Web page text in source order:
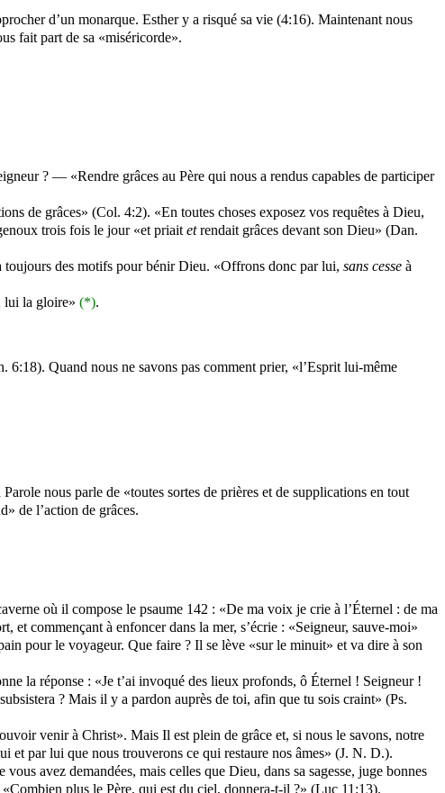
d’un monarque. Esther y a risqué sa vie (4:16). Maintenant nous
fait part de sa «miséricorde».
? — «Rendre grâces au Père qui nous a rendus capables de participer
de grâces» (Col. 4:2). «En toutes choses exposez vos requêtes à Dieu,
trois fois le jour «et priait etrendait grâces devant son Dieu» (Dan.
des motifs pour bénir Dieu. «Offrons donc par lui, sans cesseà
lui la gloire» (*).
. 6:18). Quand nous ne savons pas comment prier, «l’Esprit lui-même
nous parle de «toutes sortes de prières et de supplications en tout
de l’action de grâces.
où il compose le psaume 142 : «De ma voix je crie à l’Éternel : de ma
commençant à enfoncer dans la mer, s’écrie : «Seigneur, sauve-moi»
pour le voyageur. Que faire ? Il se lève «sur le minuit» et va dire à son
la réponse : «Je t’ai invoqué des lieux profonds, ô Éternel ! Seigneur !
? Mais il y a pardon auprès de toi, afin que tu sois craint» (Ps.
venir à Christ». Mais Il est plein de grâce et, si nous le savons, notre
et par lui que nous trouverons ce qui restaure nos âmes» (J. N. D.).
avez demandées, mais celles que Dieu, dans sa sagesse, juge bonnes
plus le Père, qui est du ciel, donnera-t-il ?» (Luc 11:13).